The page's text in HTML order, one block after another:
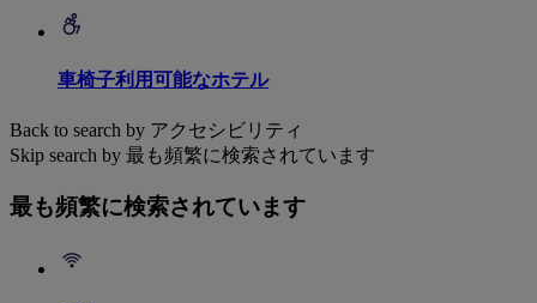
車椅子利用可能なホテル
Back to search by アクセシビリティ
Skip search by 最も頻繁に検索されています
最も頻繁に検索されています